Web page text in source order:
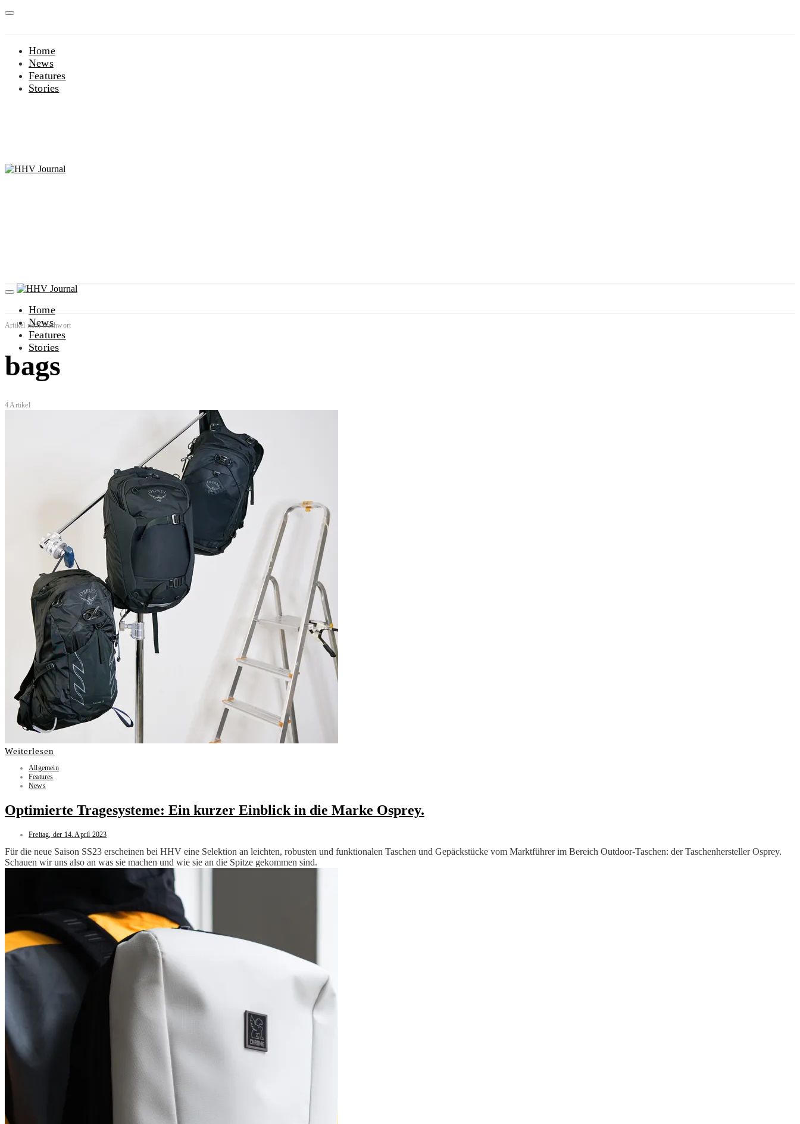
Home
News
Features
Stories
Home
News
Features
Stories
Artikel nach Suchwort
bags
4 Artikel
Weiterlesen
Allgemein
Features
News
Optimierte Tragesysteme: Ein kurzer Einblick in die Marke Osprey.
Freitag, der 14. April 2023
Für die neue Saison SS23 erscheinen bei HHV eine Selektion an leichten, robusten und funktionalen Taschen und Gepäckstücke vom Marktführer im Bereich Outdoor-Taschen: der Taschenhersteller Osprey.
Schauen wir uns also an was sie machen und wie sie an die Spitze gekommen sind.